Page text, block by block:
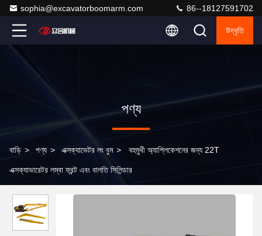
sophia@excavatorboomarm.com 86--18127591702
উদ্ধৃতি
পণ্য
বাড়ি > পণ্য > এক্সক্যাভেটর লং বুম > বহুমুখী অ্যাপ্লিকেশনের জন্য 22T
এক্সক্যাভারেটর লম্বা ফ্রন্ট এবং বালতি সিলিন্ডার